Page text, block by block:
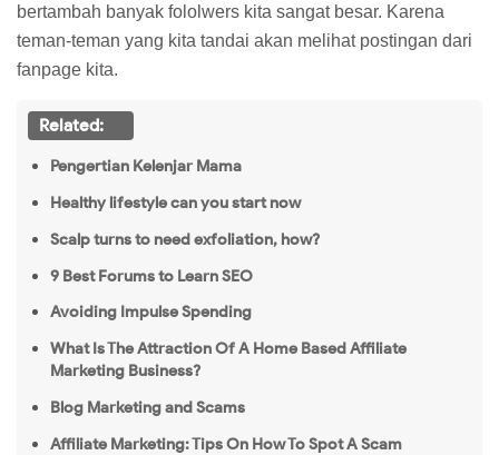
bertambah banyak fololwers kita sangat besar. Karena
teman-teman yang kita tandai akan melihat postingan dari
fanpage kita.
Related:
Pengertian Kelenjar Mama
Healthy lifestyle can you start now
Scalp turns to need exfoliation, how?
9 Best Forums to Learn SEO
Avoiding Impulse Spending
What Is The Attraction Of A Home Based Affiliate
Marketing Business?
Blog Marketing and Scams
Affiliate Marketing: Tips On How To Spot A Scam